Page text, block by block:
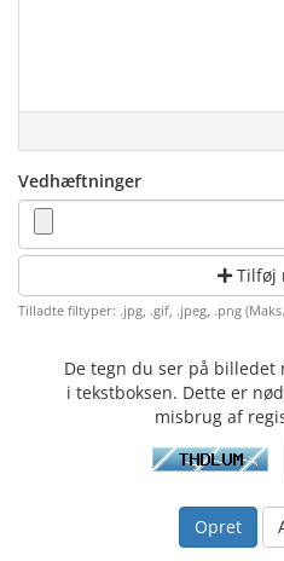
Vedhæftninger
Tilføj
Tilladte filtyper: .jpg, .gif, .jpeg, .png
De tegn du ser på billedet
i tekstboksen. Dette er
misbrug af